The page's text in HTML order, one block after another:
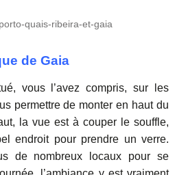
quais-ribeira-et-gaia
de Gaia
vous l’avez compris, sur les
permettre de monter en haut du
la vue est à couper le souffle,
endroit pour prendre un verre.
de nombreux locaux pour se